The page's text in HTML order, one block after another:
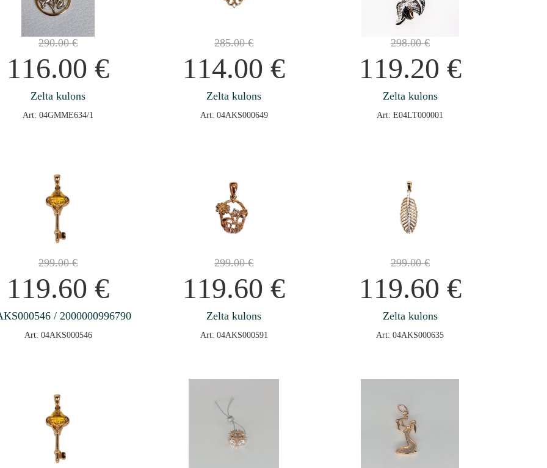
290.00€
116.00€
Zelta kulons
Art: 04GMME634/1
285.00€
114.00€
Zelta kulons
Art: 04AKS000649
298.00€
119.20 €
Zelta kulons
Art: E04LT000001
299.00€
119.60€
/ 2000000996790
Art: 04AKS000546
299.00€
119.60€
Zelta kulons
Art: 04AKS000591
299.00€
119.60 €
Zelta kulons
Art: 04AKS000635